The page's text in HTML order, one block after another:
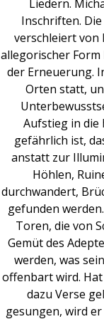
Liedern.
Inschriften.
verschleiert
allegorischer
der Erneuerung.
Orten statt,
Aufstieg in die
gefährlich ist,
anstatt zur
Höhlen,
durchwandert,
gefunden
Toren, die von
Gemüt des
werden, was
offenbart wird.
dazu Verse
gesungen, wird